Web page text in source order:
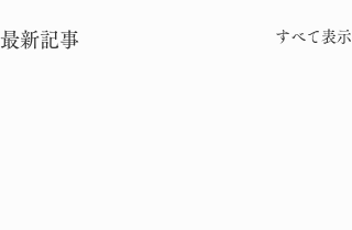
最新記事 すべて表示